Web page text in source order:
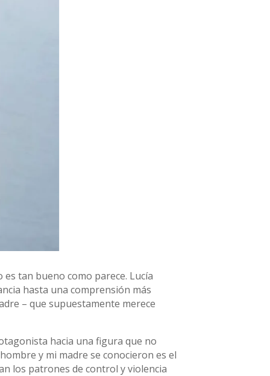
tan bueno como parece. Lucía
hasta una comprensión más
– que supuestamente merece
hacia una figura que no
y mi madre se conocieron es el
los patrones de control y violencia